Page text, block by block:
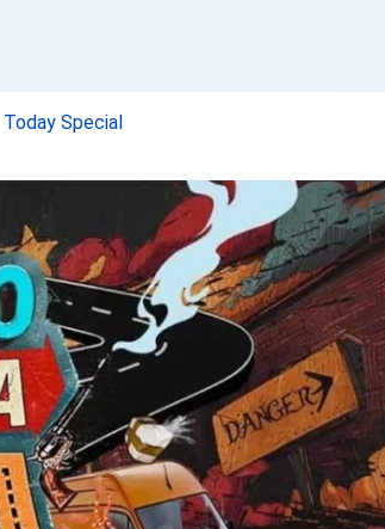
Today Special